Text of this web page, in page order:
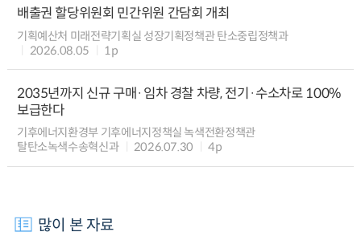
배출권 할당위원회 민간위원 간담회 개최
기획예산처 미래전략기획실 성장기획정책관 탄소중립정책과
2026.08.05
1p
2035년까지 신규 구매·임차 경찰 차량, 전기·수소차로 100%
보급한다
기후에너지환경부 기후에너지정책실 녹색전환정책관
탈탄소녹색수송혁신과
2026.07.30 4p
많이 본 자료